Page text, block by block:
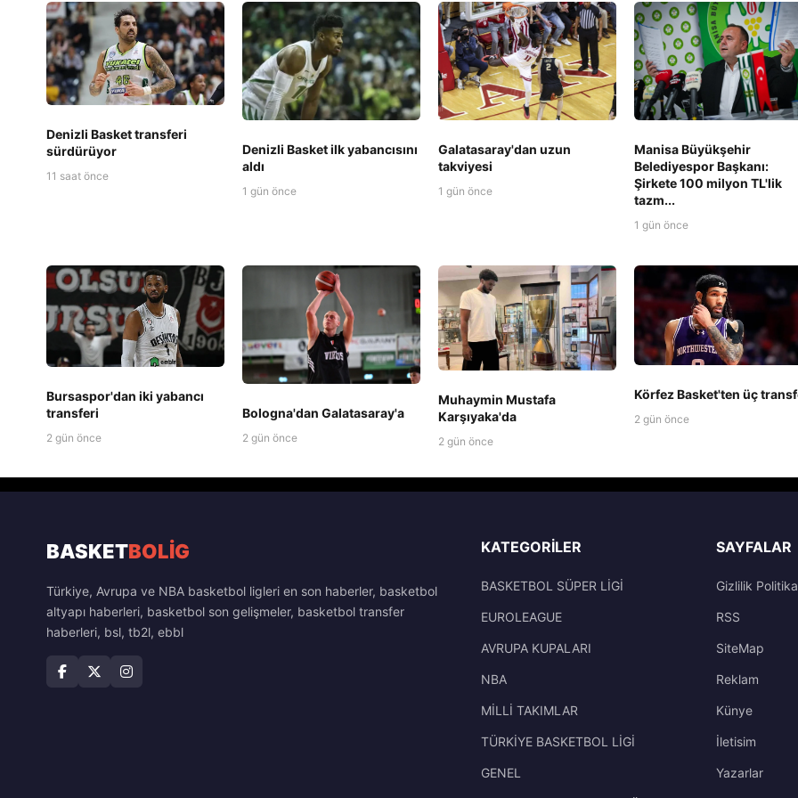
Denizli Basket transferi
sürdürüyor
11 saat önce
Denizli Basket ilk yabancısını
aldı
1 gün önce
Galatasaray'dan uzun
takviyesi
1 gün önce
Manisa Büyükşehir
Belediyespor Başkanı:
Şirkete 100 milyon TL'lik
tazm...
1 gün önce
Bursaspor'dan iki yabancı
transferi
2 gün önce
Bologna'dan Galatasaray'a
2 gün önce
Muhaymin Mustafa
Karşıyaka'da
2 gün önce
Körfez Basket'ten üç
2 gün önce
BASKETBOLİG
Türkiye, Avrupa ve NBA basketbol ligleri en son haberler, basketbol
altyapı haberleri, basketbol son gelişmeler, basketbol transfer
haberleri, bsl, tb2l, ebbl
KATEGORILER
BASKETBOL SÜPER LİGİ
EUROLEAGUE
AVRUPA KUPALARI
NBA
MİLLİ TAKIMLAR
TÜRKİYE BASKETBOL LİGİ
GENEL
SAYFALAR
Gizlilik
RSS
SiteMap
Reklam
Künye
İletisim
Yazarlar